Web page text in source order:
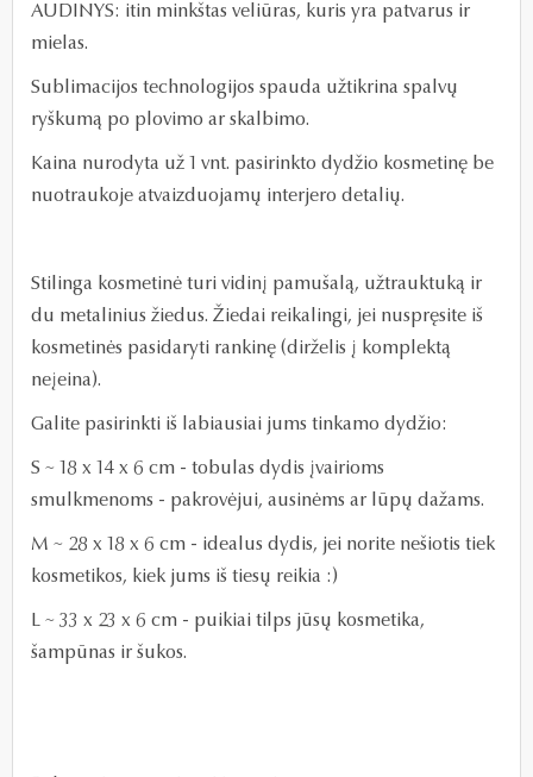
AUDINYS: itin minkštas veliūras, kuris yra patvarus ir
mielas.
Sublimacijos technologijos spauda užtikrina spalvų
ryškumą po plovimo ar skalbimo.
Kaina nurodyta už 1 vnt. pasirinkto dydžio kosmetinę be
nuotraukoje atvaizduojamų interjero detalių.
Stilinga kosmetinė turi vidinį pamušalą, užtrauktuką ir
du metalinius žiedus. Žiedai reikalingi, jei nuspręsite iš
kosmetinės pasidaryti rankinę (dirželis į komplektą
neįeina).
Galite pasirinkti iš labiausiai jums tinkamo dydžio:
S ~ 18 x 14 x 6 cm - tobulas dydis įvairioms
smulkmenoms - pakrovėjui, ausinėms ar lūpų dažams.
M ~ 28 x 18 x 6 cm - idealus dydis, jei norite nešiotis tiek
kosmetikos, kiek jums iš tiesų reikia :)
L ~ 33 x 23 x 6 cm - puikiai tilps jūsų kosmetika,
šampūnas ir šukos.